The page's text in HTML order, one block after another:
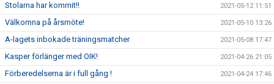
Stolarna har kommit!! 2021-05-12 11:51
Välkomna på årsmöte! 2021-05-10 13:26
A-lagets inbokade träningsmatcher 2021-05-08 17:47
Kasper förlänger med OIK! 2021-04-26 21:05
Förberedelserna är i full gång ! 2021-04-24 17:46